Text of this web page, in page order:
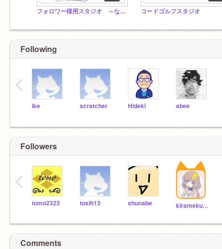
フォロワー様用スタジオ ～なんでも～ コードゴルフスタジオ
Following
ike scratcher Hideki abee
‹
Followers
tomo2323 tosih13 shunabe kirameku26
‹
Comments